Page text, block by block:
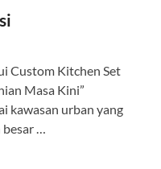
Custom Kitchen Set
Masa Kini”
kawasan urban yang
…